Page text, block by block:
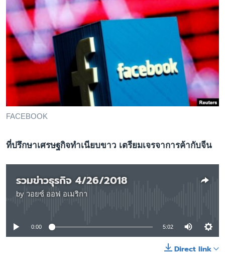
ข้าม
ไป
การ
ค้นหา
วิทยาศาสตร์
สังคมและสุขภาพ
ไลฟ์สไตล์
ตรวจสอบข่าว
เรียนรู้ภาษาอังกฤษ
พอดคาสต์
เลือกภาษา
FACEBOOK
ที่ปรึกษาเศรษฐกิจทำเนียบขาว เตรียมเจรจาการค้ากับจีน
รวมข่าวธุรกิจ 4/26/2018
by วอยซ์ ออฟ อเมริกา
No media source currently available
0:00 5:02
Direct link